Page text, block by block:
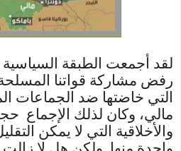
لقد أجمعت الطبقة السياسية
رفض مشاركة قواتنا
التي خاضتها ضد الجماعات
مالي، وكان لذلك الإجماع
والأخلاقية التي لا يمكن